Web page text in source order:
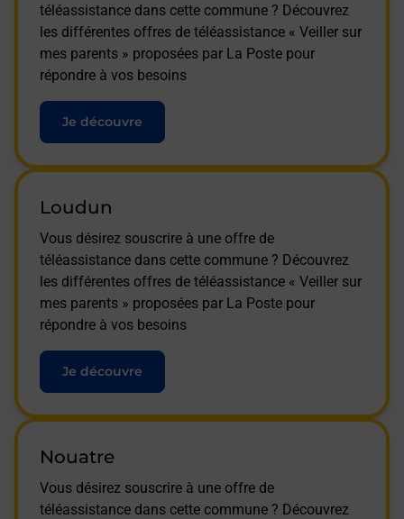
téléassistance dans cette commune ? Découvrez
les différentes offres de téléassistance « Veiller sur
mes parents » proposées par La Poste pour
répondre à vos besoins
Je découvre
Loudun
Vous désirez souscrire à une offre de
téléassistance dans cette commune ? Découvrez
les différentes offres de téléassistance « Veiller sur
mes parents » proposées par La Poste pour
répondre à vos besoins
Je découvre
Nouatre
Vous désirez souscrire à une offre de
téléassistance dans cette commune ? Découvrez